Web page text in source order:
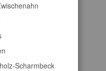
Scharmbeck